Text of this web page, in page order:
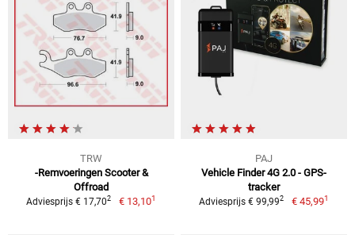
TRW
-Remvoeringen Scooter &
Offroad
Adviesprijs € 17,702 € 13,101
PAJ
Vehicle Finder 4G 2.0 - GPS-
tracker
Adviesprijs € 99,992 € 45,991